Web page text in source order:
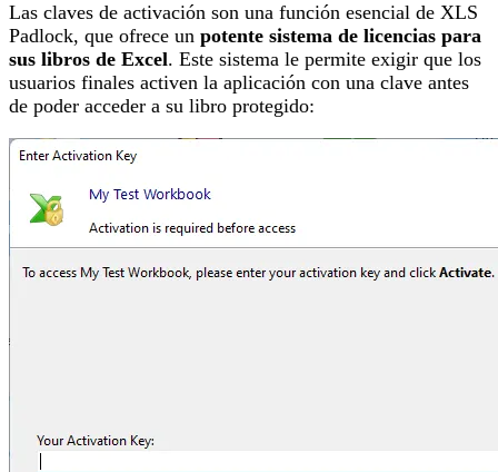
Las claves de activación son una función esencial de XLS
Padlock, que ofrece un potente sistema de licencias para
sus libros de Excel. Este sistema le permite exigir que los
usuarios finales activen la aplicación con una clave antes
de poder acceder a su libro protegido: